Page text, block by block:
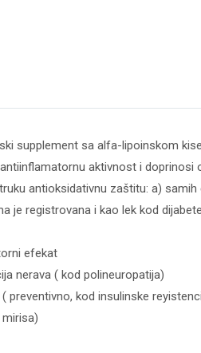
supplement sa alfa-lipoinskom
aktivnost i
antioksidativnu zaštitu: a)
je registrovana i kao lek kod
efekat
nerava ( kod polineuropatija)
preventivno, kod insulinske